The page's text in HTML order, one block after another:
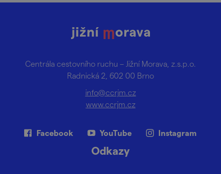
Centrála cestovního ruchu – Jižní Morava, z.s.p.o.
Radnická 2, 602 00 Brno
info@ccrjm.cz
www.ccrjm.cz
Facebook YouTube Instagram
Odkazy